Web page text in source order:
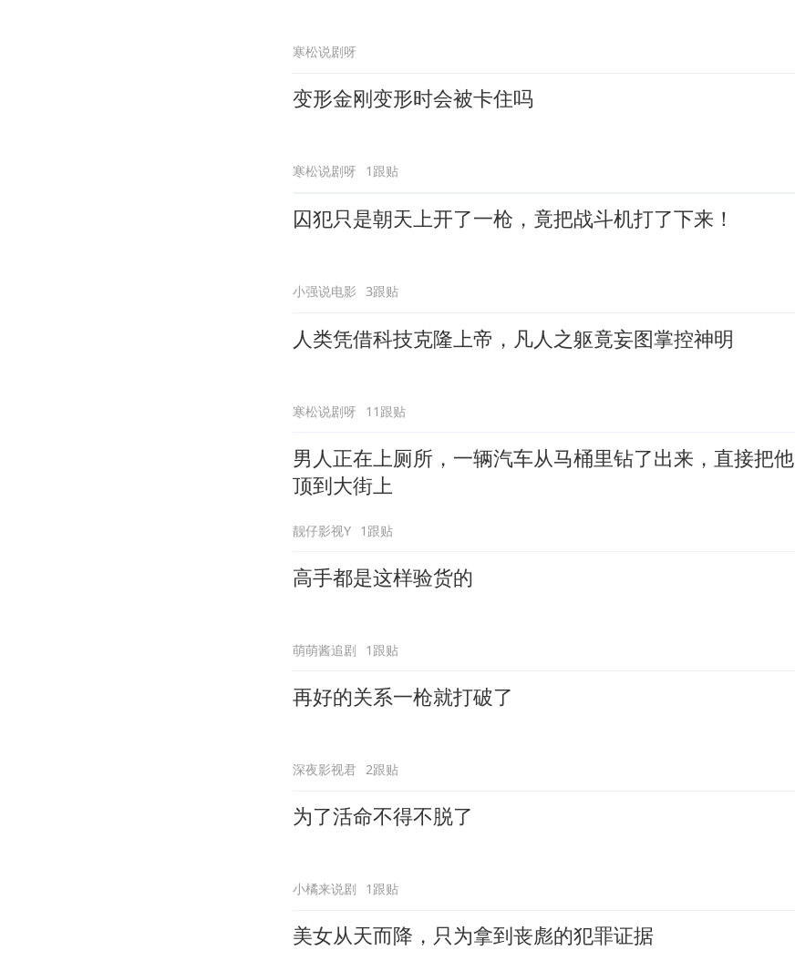
寒松说剧呀
变形金刚变形时会被卡住吗
寒松说剧呀 1跟贴
囚犯只是朝天上开了一枪，竟把战斗机打了下来！
小强说电影 3跟贴
人类凭借科技克隆上帝，凡人之躯竟妄图掌控神明
寒松说剧呀 11跟贴
男人正在上厕所，一辆汽车从马桶里钻了出来，直接把他
顶到大街上
靓仔影视Y 1跟贴
高手都是这样验货的
萌萌酱追剧 1跟贴
再好的关系一枪就打破了
深夜影视君 2跟贴
为了活命不得不脱了
小橘来说剧 1跟贴
美女从天而降，只为拿到丧彪的犯罪证据